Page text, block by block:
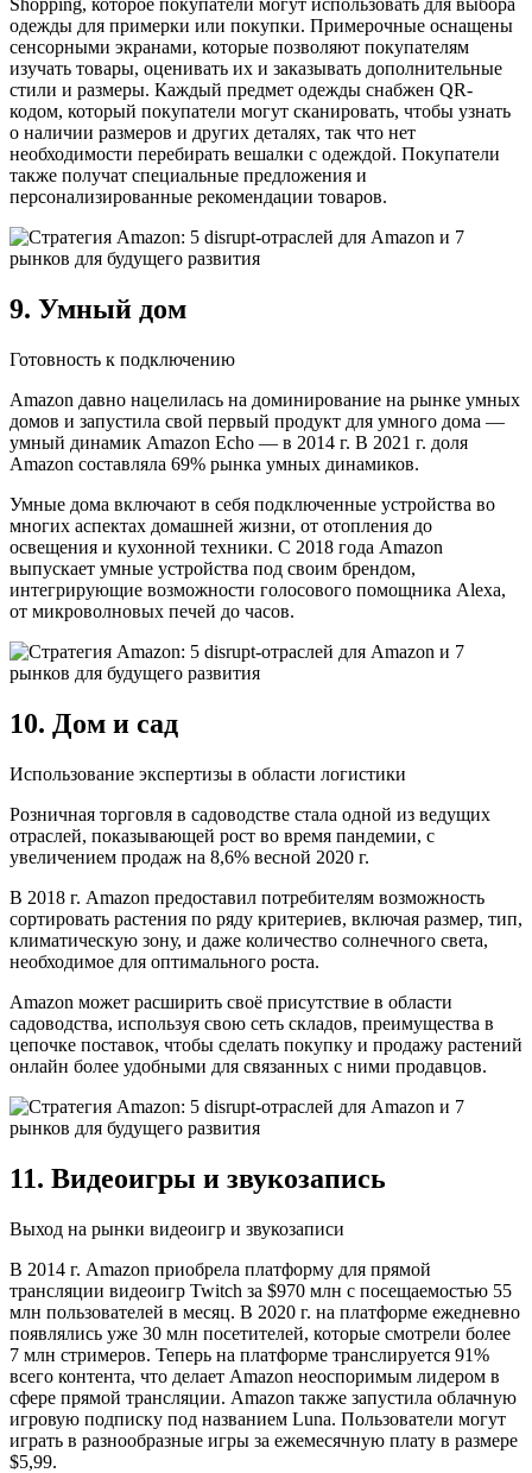
Shopping, которое покупатели могут использовать для выбора
одежды для примерки или покупки. Примерочные оснащены
сенсорными экранами, которые позволяют покупателям
изучать товары, оценивать их и заказывать дополнительные
стили и размеры. Каждый предмет одежды снабжен QR-
кодом, который покупатели могут сканировать, чтобы узнать
о наличии размеров и других деталях, так что нет
необходимости перебирать вешалки с одеждой. Покупатели
также получат специальные предложения и
персонализированные рекомендации товаров.
9. Умный дом
Готовность к подключению
Amazon давно нацелилась на доминирование на рынке умных
домов и запустила свой первый продукт для умного дома —
умный динамик Amazon Echo — в 2014 г. В 2021 г. доля
Amazon составляла 69% рынка умных динамиков.
Умные дома включают в себя подключенные устройства во
многих аспектах домашней жизни, от отопления до
освещения и кухонной техники. С 2018 года Amazon
выпускает умные устройства под своим брендом,
интегрирующие возможности голосового помощника Alexa,
от микроволновых печей до часов.
10. Дом и сад
Использование экспертизы в области логистики
Розничная торговля в садоводстве стала одной из ведущих
отраслей, показывающей рост во время пандемии, с
увеличением продаж на 8,6% весной 2020 г.
В 2018 г. Amazon предоставил потребителям возможность
сортировать растения по ряду критериев, включая размер, тип,
климатическую зону, и даже количество солнечного света,
необходимое для оптимального роста.
Amazon может расширить своё присутствие в области
садоводства, используя свою сеть складов, преимущества в
цепочке поставок, чтобы сделать покупку и продажу растений
онлайн более удобными для связанных с ними продавцов.
11. Видеоигры и звукозапись
Выход на рынки видеоигр и звукозаписи
В 2014 г. Amazon приобрела платформу для прямой
трансляции видеоигр Twitch за $970 млн с посещаемостью 55
млн пользователей в месяц. В 2020 г. на платформе ежедневно
появлялись уже 30 млн посетителей, которые смотрели более
7 млн стримеров. Теперь на платформе транслируется 91%
всего контента, что делает Amazon неоспоримым лидером в
сфере прямой трансляции. Amazon также запустила облачную
игровую подписку под названием Luna. Пользователи могут
играть в разнообразные игры за ежемесячную плату в размере
$5,99.